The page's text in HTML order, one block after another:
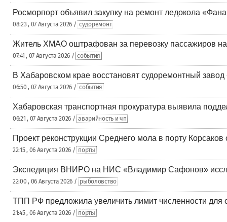
Росморпорт объявил закупку на ремонт ледокола
08:23 , 07 Августа 2026 / судоремонт
Житель ХМАО оштрафован за перевозку пассажиров на
07:41 , 07 Августа 2026 / события
В Хабаровском крае восстановят судоремонтный
06:50 , 07 Августа 2026 / события
Хабаровская транспортная прокуратура выявила
06:21 , 07 Августа 2026 / аварийность и чп
Проект реконструкции Среднего мола в порту Корсаков
22:15 , 06 Августа 2026 / порты
Экспедиция ВНИРО на НИС «Владимир Сафонов»
22:00 , 06 Августа 2026 / рыболовство
ТПП РФ предложила увеличить лимит численности для
21:45 , 06 Августа 2026 / порты